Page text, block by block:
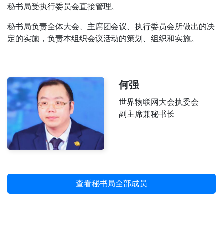
秘书局受执行委员会直接管理。
秘书局负责全体大会、主席团会议、执行委员会所做出的决
定的实施，负责本组织会议活动的策划、组织和实施。
何强
世界物联网大会执委会
副主席兼秘书长
查看秘书局全部成员